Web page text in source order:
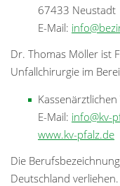
67433 Neustadt
E-Mail:
Dr. Thomas Möller ist
Unfallchirurgie im
E-Mail: info@kv-
www.kv-pfalz.de
Die
Deutschland